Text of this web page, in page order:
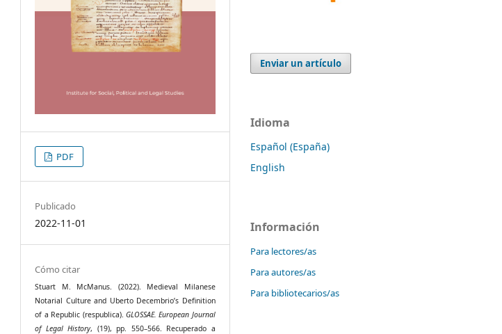
PDF
Publicado
2022-11-01
Cómo citar
Stuart M. McManus. (2022). Medieval Milanese
Notarial Culture and Uberto Decembrio’s Definition
of a Republic (respublica). GLOSSAE. European Journal
of Legal History, (19), pp. 550–566. Recuperado a
Enviar un artículo
Idioma
Español (España)
English
Información
Para lectores/as
Para autores/as
Para bibliotecarios/as